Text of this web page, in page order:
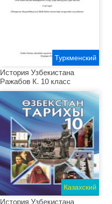
История Узбекистана
Ражабов К. 10 класс
Туркменский
История Узбекистана
Казахский